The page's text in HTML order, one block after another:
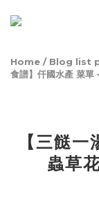
Home / Blog list
食譜】仟國水產 菜單
【三餸
蟲草